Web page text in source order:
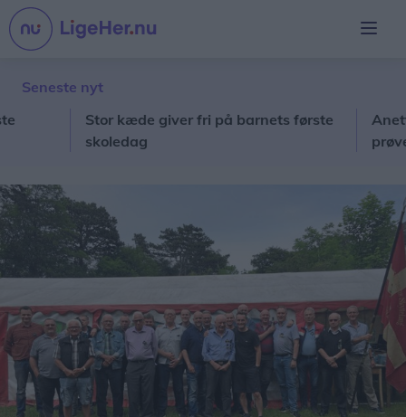
Seneste nyt
Stor kæde giver fri på barnets første
skoledag
Anette
prøver